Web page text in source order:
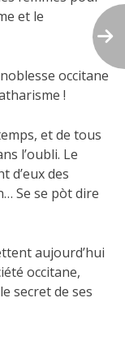
et le
occitane
!
et de tous
l’oubli. Le
d’eux des
Se se pòt dire
aujourd’hui
occitane,
secret de ses